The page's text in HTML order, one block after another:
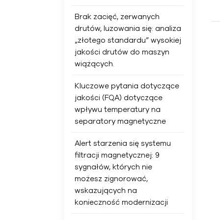
Brak zacięć, zerwanych
drutów, luzowania się: analiza
„złotego standardu” wysokiej
jakości drutów do maszyn
wiążących.
Kluczowe pytania dotyczące
jakości (FQA) dotyczące
wpływu temperatury na
separatory magnetyczne
Alert starzenia się systemu
filtracji magnetycznej: 9
sygnałów, których nie
możesz zignorować,
wskazujących na
konieczność modernizacji